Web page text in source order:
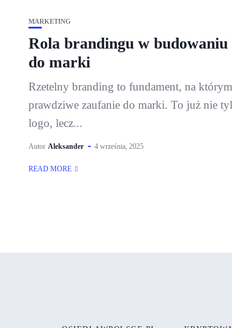
MARKETING
Rola brandingu w budowaniu
do marki
Rzetelny branding to fundament, na
prawdziwe zaufanie do marki. To już nie
logo, lecz...
Autor Aleksander 4 września, 2025
READ MORE